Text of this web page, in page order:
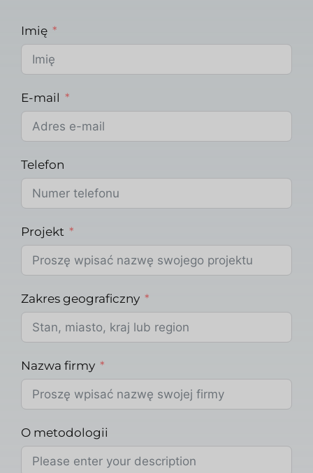
Imię
E-mail
Telefon
Projekt
Zakres geograficzny
Nazwa firmy
O metodologii